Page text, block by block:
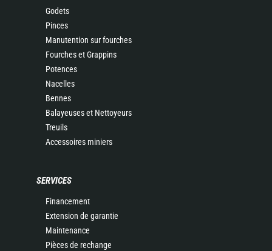
Godets
Pinces
Manutention sur fourches
Fourches et Grappins
Potences
Nacelles
Bennes
Balayeuses et Nettoyeurs
Treuils
Accessoires miniers
SERVICES
Financement
Extension de garantie
Maintenance
Pièces de rechange